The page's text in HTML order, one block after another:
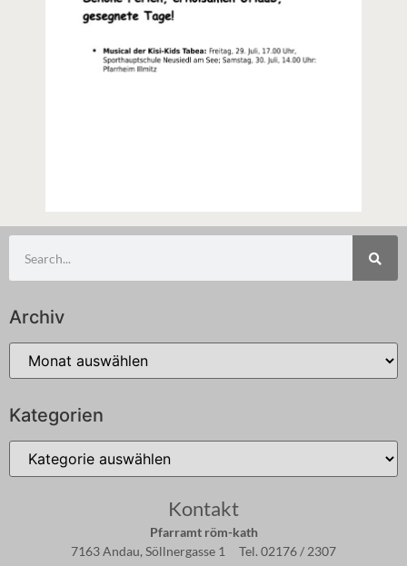
Archiv
Kategorien
Kontakt
Pfarramt röm-kath
7163 Andau, Söllnergasse 1 Tel. 02176 / 2307